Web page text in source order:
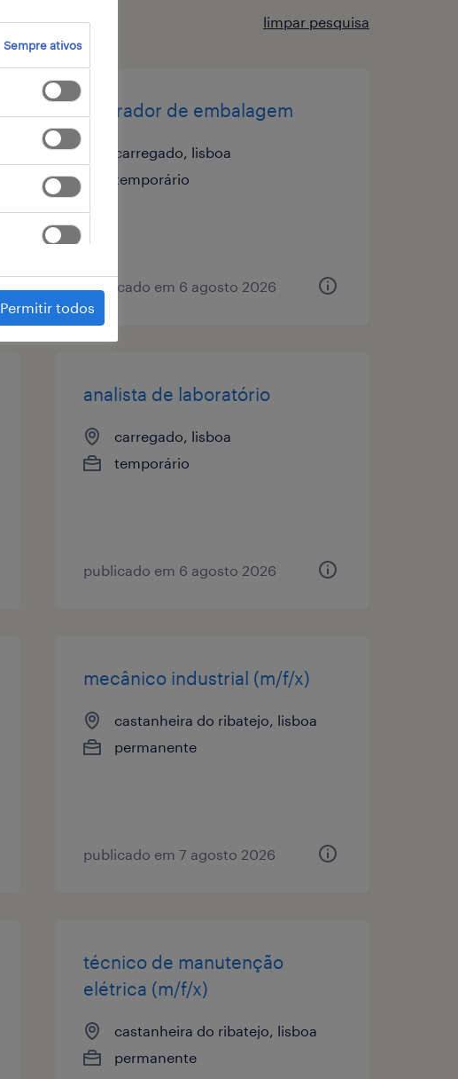
limpar pesquisa
operador de embalagem
carregado, lisboa
temporário
publicado em 6 agosto 2026
analista de laboratório
carregado, lisboa
temporário
publicado em 6 agosto 2026
mecânico industrial (m/f/x)
castanheira do ribatejo, lisboa
permanente
publicado em 7 agosto 2026
técnico de manutenção
elétrica (m/f/x)
castanheira do ribatejo, lisboa
permanente
Sempre ativos
Permitir todos